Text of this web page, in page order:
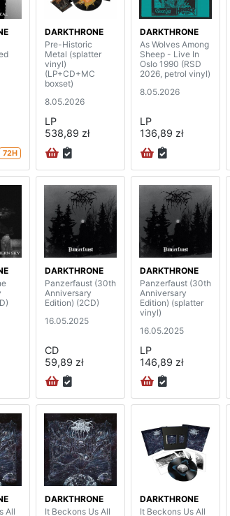
72H
DARKTHRONE
Pre-Historic
Metal (splatter
vinyl)
(LP+CD+MC
boxset)
8.05.2026
LP
538,89 zł
DARKTHRONE
As Wolves Among
Sheep - Live In
Oslo 1990 (RSD
2026, petrol vinyl)
8.05.2026
LP
136,89 zł
DARKTHRONE
Panzerfaust (30th
Anniversary
Edition) (2CD)
16.05.2025
CD
59,89 zł
DARKTHRONE
Panzerfaust (30th
Anniversary
Edition) (splatter
vinyl)
16.05.2025
LP
146,89 zł
All
DARKTHRONE
It Beckons Us All
DARKTHRONE
It Beckons Us All